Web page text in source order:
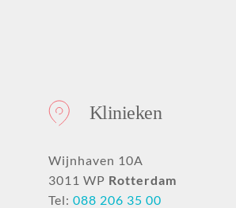
Klinieken
Wijnhaven 10A
3011 WP Rotterdam
Tel: 088 206 35 00